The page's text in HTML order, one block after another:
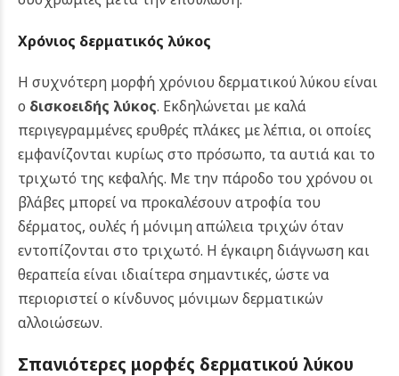
Χρόνιος δερματικός λύκος
Η συχνότερη μορφή χρόνιου δερματικού λύκου είναι
ο δισκοειδής λύκος. Εκδηλώνεται με καλά
περιγεγραμμένες ερυθρές πλάκες με λέπια, οι οποίες
εμφανίζονται κυρίως στο πρόσωπο, τα αυτιά και το
τριχωτό της κεφαλής. Με την πάροδο του χρόνου οι
βλάβες μπορεί να προκαλέσουν ατροφία του
δέρματος, ουλές ή μόνιμη απώλεια τριχών όταν
εντοπίζονται στο τριχωτό. Η έγκαιρη διάγνωση και
θεραπεία είναι ιδιαίτερα σημαντικές, ώστε να
περιοριστεί ο κίνδυνος μόνιμων δερματικών
αλλοιώσεων.
Σπανιότερες μορφές δερματικού λύκου